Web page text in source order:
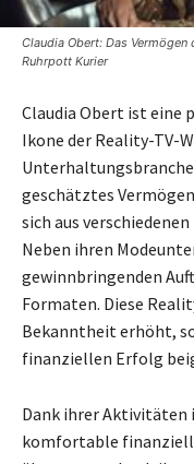
Claudia Obert: Das
Ruhrpott Kurier
Claudia Obert ist eine
Ikone der Reality-TV-
geschätztes
sich aus
Neben ihren
gewinnbringenden
Formaten. Diese
Bekanntheit erhöht,
finanziellen Erfolg
Dank ihrer Aktivitäten
komfortable